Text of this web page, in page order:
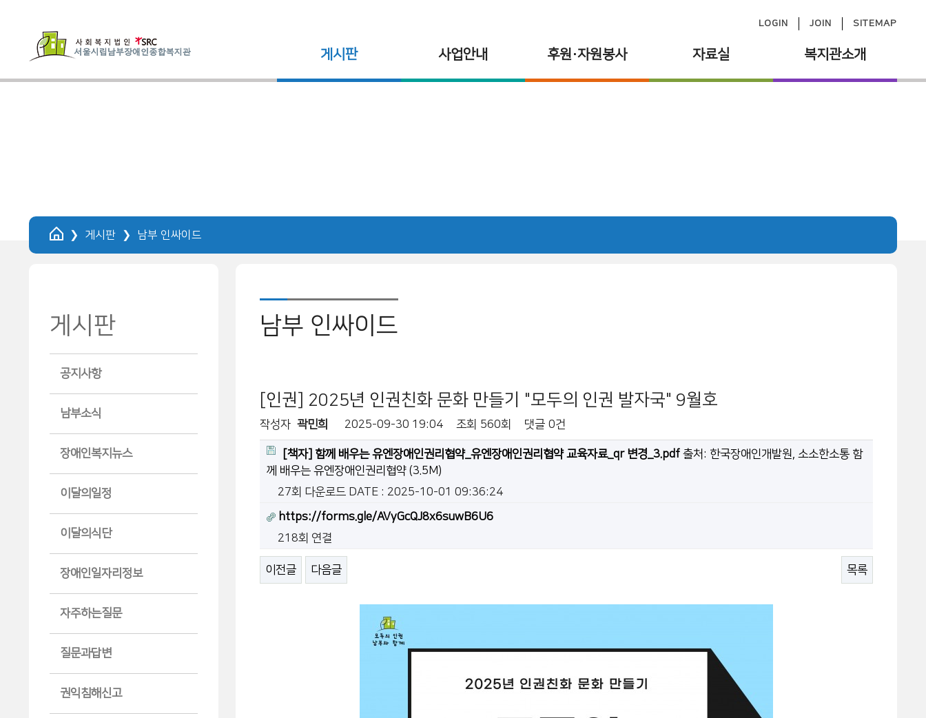
LOGIN JOIN SITEMAP
게시판 사업안내 후원·자원봉사 자료실 복지관소개
HOME게시판 남부 인싸이드
게시판
공지사항
남부소식
장애인복지뉴스
이달의일정
이달의식단
장애인일자리정보
자주하는질문
질문과답변
권익침해신고
남부 인싸이드
[인권] 2025년 인권친화 문화 만들기 "모두의 인권 발자국" 9월호
작성자 곽민희 2025-09-30 19:04 조회 560회 댓글 0건
[책자] 함께 배우는 유엔장애인권리협약_유엔장애인권리협약 교육자료_qr 변경_3.pdf 출처: 한국장애인개발원, 소소한소통 함
께 배우는 유엔장애인권리협약 (3.5M)
27회 다운로드 DATE : 2025-10-01 09:36:24
https://forms.gle/AVyGcQJ8x6suwB6U6
218회 연결
이전글 다음글 목록